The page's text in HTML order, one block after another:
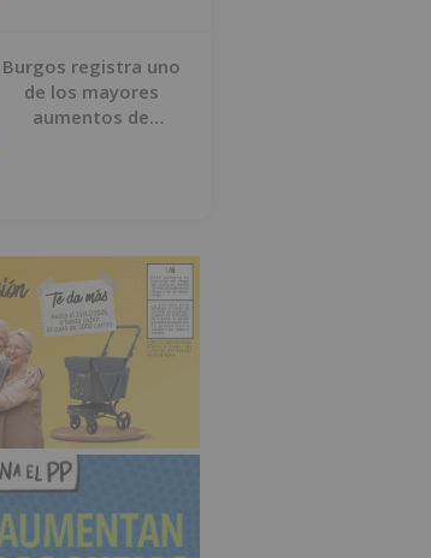
Burgos registra uno
de los mayores
aumentos de